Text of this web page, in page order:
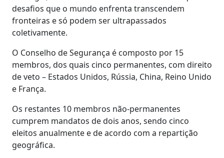
desafios que o mundo enfrenta transcendem
fronteiras e só podem ser ultrapassados
coletivamente.
O Conselho de Segurança é composto por 15
membros, dos quais cinco permanentes, com direito
de veto – Estados Unidos, Rússia, China, Reino Unido
e França.
Os restantes 10 membros não-permanentes
cumprem mandatos de dois anos, sendo cinco
eleitos anualmente e de acordo com a repartição
geográfica.